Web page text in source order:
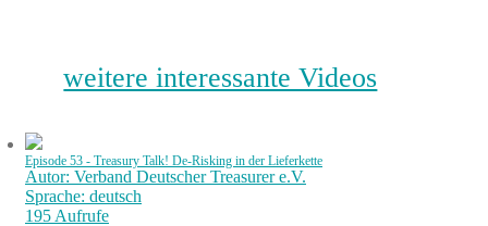
weitere interessante Videos
Episode 53 - Treasury Talk! De-Risking in der Lieferkette
Autor: Verband Deutscher Treasurer e.V.
Sprache: deutsch
195 Aufrufe